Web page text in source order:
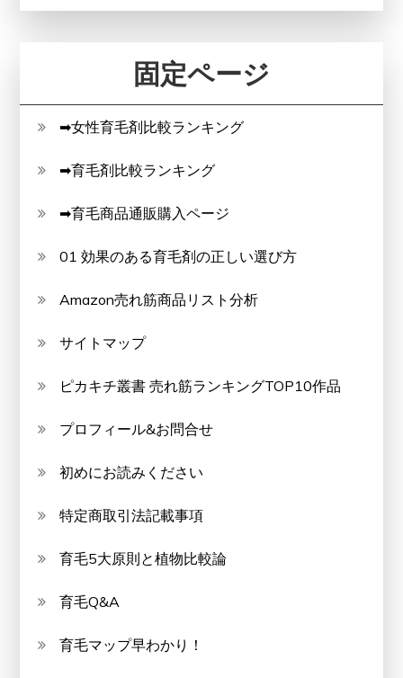
固定ページ
➡女性育毛剤比較ランキング
➡育毛剤比較ランキング
➡育毛商品通販購入ページ
01 効果のある育毛剤の正しい選び方
Amazon売れ筋商品リスト分析
サイトマップ
ピカキチ叢書 売れ筋ランキングTOP10作品
プロフィール&お問合せ
初めにお読みください
特定商取引法記載事項
育毛5大原則と植物比較論
育毛Q&A
育毛マップ早わかり！